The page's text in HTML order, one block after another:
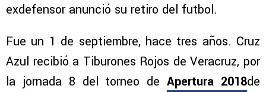
exdefensor anunció su retiro del futbol.
Fue un 1 de septiembre, hace tres años. Cruz
Azul recibió a Tiburones Rojos de Veracruz, por
la jornada 8 del torneo deApertura 2018de